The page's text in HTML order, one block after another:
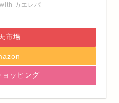
カエレバ
市場
ッピング